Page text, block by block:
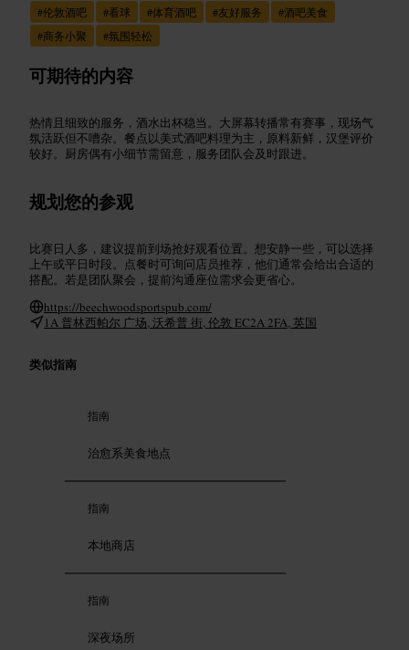
#伦敦酒吧 #看球 #体育酒吧 #友好服务 #酒吧美食
#商务小聚 #氛围轻松
可期待的内容
热情且细致的服务，酒水出杯稳当。大屏幕转播常有赛事，现场气
氛活跃但不嘈杂。餐点以美式酒吧料理为主，原料新鲜，汉堡评价
较好。厨房偶有小细节需留意，服务团队会及时跟进。
规划您的参观
比赛日人多，建议提前到场抢好观看位置。想安静一些，可以选择
上午或平日时段。点餐时可询问店员推荐，他们通常会给出合适的
搭配。若是团队聚会，提前沟通座位需求会更省心。
https://beechwoodsportspub.com/
1A 普林西帕尔 广场, 沃希普 街, 伦敦 EC2A 2FA, 英国
类似指南
指南
治愈系美食地点
指南
本地商店
指南
深夜场所